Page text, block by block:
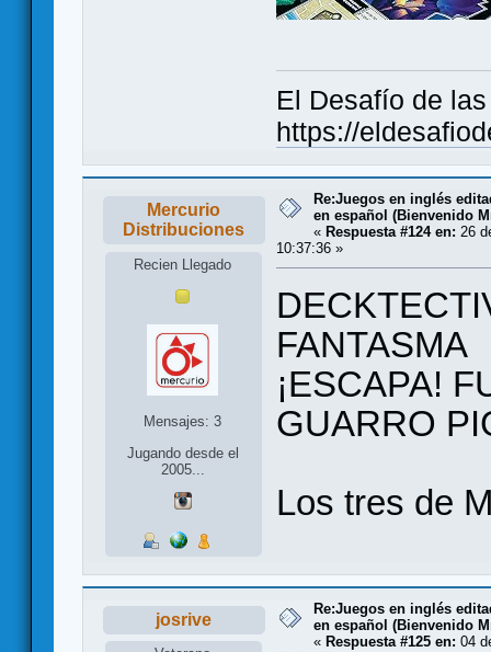
El Desafío de
https://
Mercurio
Distribuciones
Recien Llegado
Mensajes: 3
Jugando desde el
2005...
Re:Juegos en inglés
en español (Bienvenido
« Respuesta #124 en: 26
10:37:36 »
FANTASMA
¡ESCAPA!
GUARRO
Los tres de
josrive
Re:Juegos en inglés
en español (Bienvenido
« Respuesta #125 en: 04